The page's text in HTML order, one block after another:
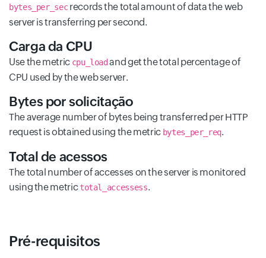
bytes_per_secrecords the total amount of data the web
server is transferring per second.
Carga da CPU
Use the metric cpu_loadand get the total percentage of
CPU used by the web server.
Bytes por solicitação
The average number of bytes being transferred per HTTP
request is obtained using the metric bytes_per_req.
Total de acessos
The total number of accesses on the server is monitored
using the metrictotal_accessess.
Pré-requisitos